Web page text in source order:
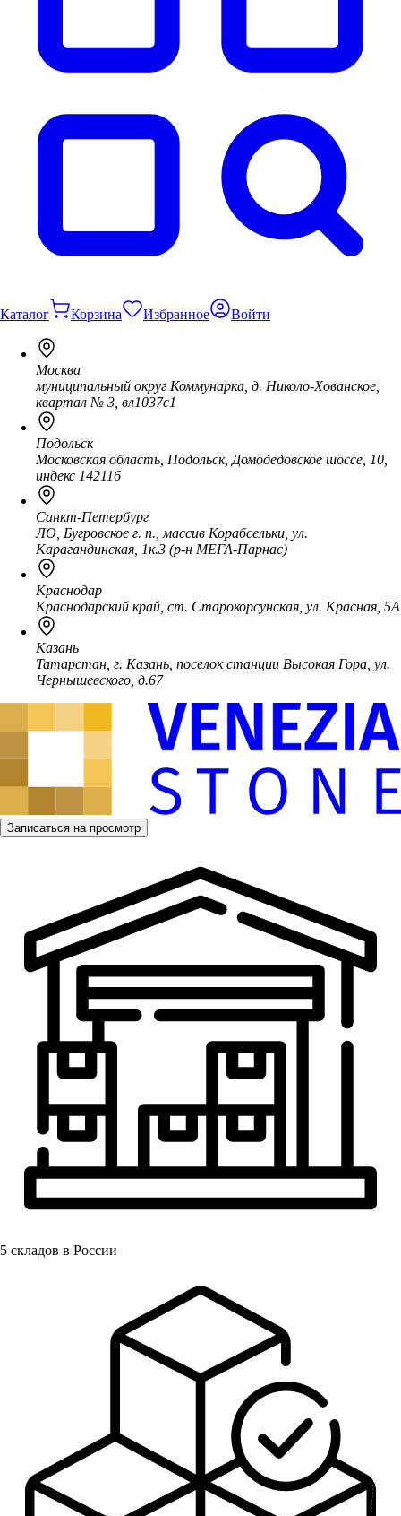
Каталог Корзина Избранное Войти
Москва
муниципальный округ Коммунарка, д. Николо-Хованское,
квартал № 3, вл1037с1
Подольск
Московская область, Подольск, Домодедовское шоссе, 10,
индекс 142116
Санкт-Петербург
ЛО, Бугровское г. п., массив Корабсельки, ул.
Карагандинская, 1к.3 (р-н МЕГА-Парнас)
Краснодар
Краснодарский край, ст. Старокорсунская, ул. Красная, 5А
Казань
Татарстан, г. Казань, поселок станции Высокая Гора, ул.
Чернышевского, д.67
Записаться на просмотр
5 складов в России